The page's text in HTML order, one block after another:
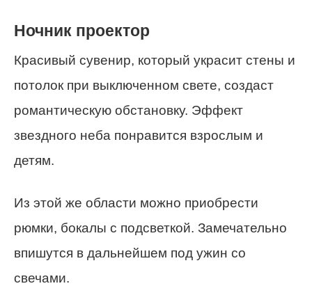
Ночник проектор
Красивый сувенир, который украсит стены и
потолок при выключенном свете, создаст
романтическую обстановку. Эффект
звездного неба понравится взрослым и
детям.
Из этой же области можно приобрести
рюмки, бокалы с подсветкой. Замечательно
впишутся в дальнейшем под ужин со
свечами.